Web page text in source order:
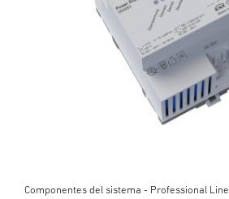
Componentes del sistema - Professional Line